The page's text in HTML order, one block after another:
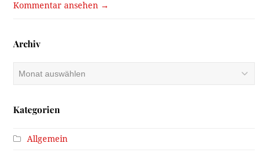
Kommentar ansehen →
Archiv
Archiv
Kategorien
Allgemein